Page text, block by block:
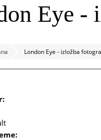
Eye -
London Eye - izložba